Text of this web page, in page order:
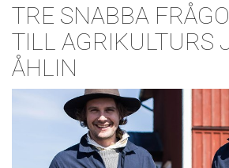
TRE SNABBA
TILL AGRIKULTURS
ÅHLIN